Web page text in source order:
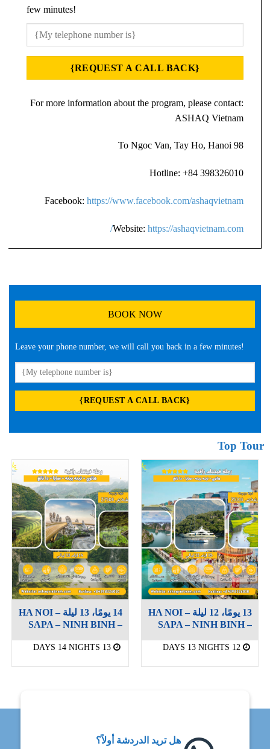
few minutes!
For more information about the program, please contact:
ASHAQ Vietnam
98 To Ngoc Van, Tay Ho, Hanoi
Hotline: +84 398326010
Facebook: https://www.facebook.com/ashaqvietnam
Website: https://ashaqvietnam.com/
BOOK NOW
Leave your phone number, we will call you back in a few minutes!
Top Tour
13 يومًا، 12 ليلة HA NOI –
SAPA – NINH BINH –
12 DAYS 13 NIGHTS
14 يومًا، 13 ليلة HA NOI –
SAPA – NINH BINH –
13 DAYS 14 NIGHTS
هل تريد الدردشة أولاً؟